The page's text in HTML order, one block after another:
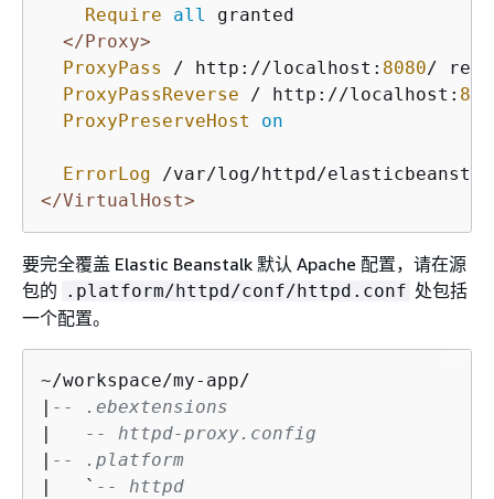
Require
all
granted
</Proxy>
ProxyPass
/ http://localhost: 8080/
ProxyPassReverse / http://localhost:
ProxyPreserveHost
on
ErrorLog
</VirtualHost>
要完全覆盖 Elastic Beanstalk 默认 Apache 配置，请在源
包的 .platform/httpd/conf/httpd.conf 处包括
一个配置。
~/workspace/my-app/
| -- .ebextensions
|
-- httpd-proxy.config
| -- .platform
|   ` -- httpd